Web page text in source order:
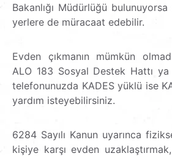
Bakanlığı Müdürlüğü
yerlere de müracaat edebilir.
Evden çıkmanın mümkün
ALO 183 Sosyal Destek Hattı ya
telefonunuzda KADES yüklü ise
yardım isteyebilirsiniz.
6284 Sayılı Kanun uyarınca
kişiye karşı evden